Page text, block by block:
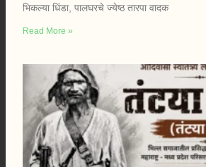
भिकल्या धिंडा, पालघरचे ज्येष्ठ तारपा वादक
Read More »